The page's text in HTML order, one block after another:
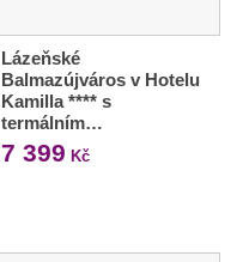
Lázeňské
Balmazújváros v Hotelu
Kamilla **** s
termálním…
7 399 Kč